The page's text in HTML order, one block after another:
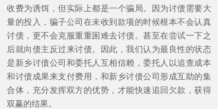
收费为诱饵，但实际上都是一个骗局。因为讨债需要大
量的投入，骗子公司在未收到款项的时候根本不会认真
讨债，更不会克服重重困难去讨债。甚至在尝试一下之
后就向债主反过来讨债。因此，我们认为最良性的状态
是新乡讨债公司和委托人互相信赖，委托人以追查成本
和讨债成果来支付费用，和新乡讨债公司形成互助的集
合体，充分发挥双方的优势，才能快速追回欠款，获得
双赢的结果。